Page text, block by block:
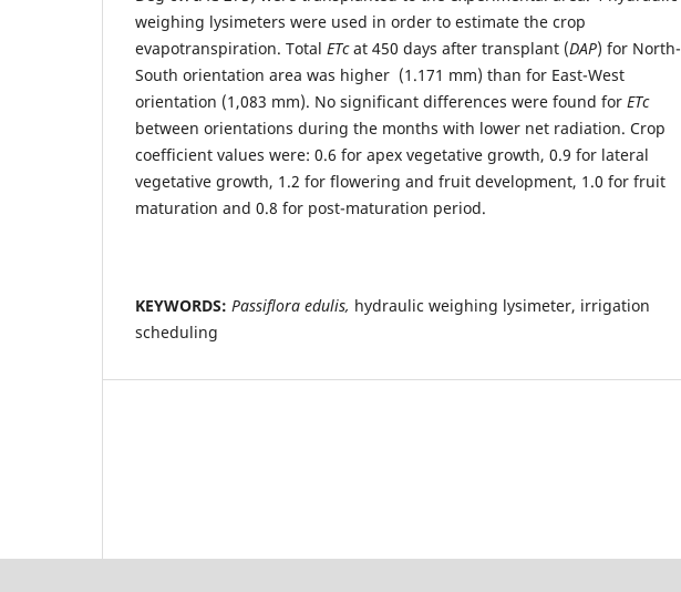
weighing lysimeters were used in order to estimate the crop
evapotranspiration. Total ETcat 450 days after transplant (DAP) for North-
South orientation area was higher (1.171 mm) than for East-West
orientation (1,083 mm). No significant differences were found for ETc
between orientations during the months with lower net radiation. Crop
coefficient values were: 0.6 for apex vegetative growth, 0.9 for lateral
vegetative growth, 1.2 for flowering and fruit development, 1.0 for fruit
maturation and 0.8 for post-maturation period.
KEYWORDS: Passiflora edulis, hydraulic weighing lysimeter, irrigation
scheduling